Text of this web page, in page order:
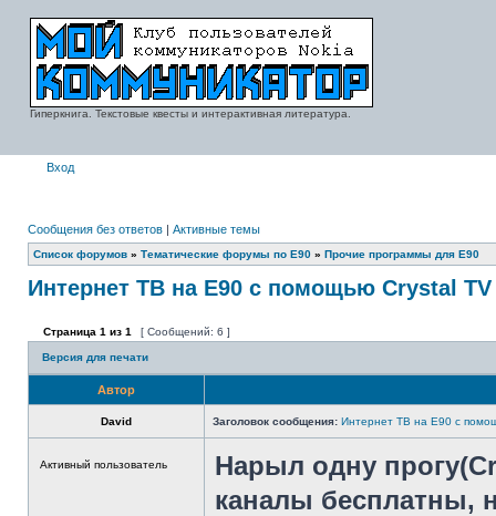
Гиперкнига. Текстовые квесты и интерактивная литература.
Вход
Сообщения без ответов | Активные темы
Список форумов » Тематические форумы по E90 » Прочие программы для E90
Интернет ТВ на Е90 с помощью Crystal TV
Страница 1 из 1 [ Сообщений: 6 ]
Версия для печати
Автор
David Заголовок сообщения: Интернет ТВ на Е90 с
Активный пользователь
Нарыл одну
каналы бесплатны,